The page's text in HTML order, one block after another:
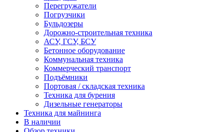
Перегружатели
Погрузчики
Бульдозеры
Дорожно-строительная техника
АСУ, ГСУ, БСУ
Бетонное оборудование
Коммунальная техника
Коммерческий транспорт
Подъёмники
Портовая / складская техника
Техника для бурения
Дизельные генераторы
Техника для майнинга
В наличии